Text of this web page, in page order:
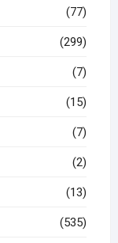
(77)
(299)
(7)
(15)
(7)
(2)
(13)
(535)